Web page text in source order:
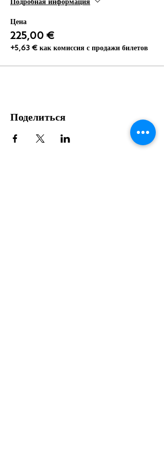
Подробная информация
Цена
225,00 €
+5,63 € как комиссия с продажи билетов
Поделиться